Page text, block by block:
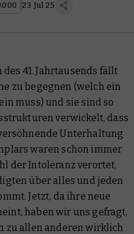
23 Jul 25
41. Jahrtausends fällt
zu begegnen (welch ein
muss) und sie sind so
verwickelt, dass
Unterhaltung
waren schon immer
der Intoleranz verortet,
über alles und jeden
Jetzt, da ihre neue
haben wir uns gefragt,
zu allen anderen wirklich